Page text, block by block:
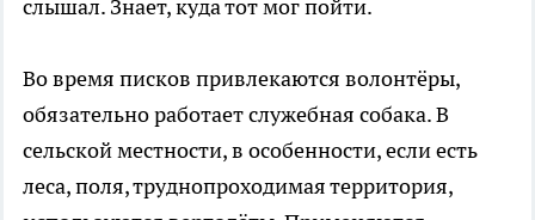
слышал. Знает, куда тот мог пойти.
Во время писков привлекаются волонтёры,
обязательно работает служебная собака. В
сельской местности, в особенности, если есть
леса, поля, труднопроходимая территория,